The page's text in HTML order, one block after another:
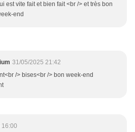
est vite fait et bien fait <br /> et très bon
end
31/05/2025 21:42
/> bises<br /> bon week-end